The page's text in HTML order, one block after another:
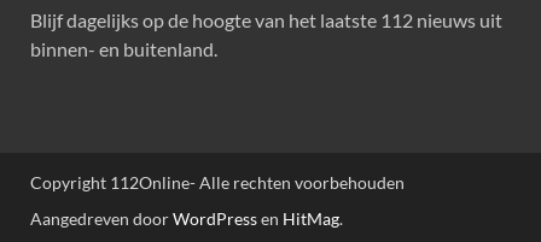
Blijf dagelijks op de hoogte van het laatste 112 nieuws uit
binnen- en buitenland.
Copyright 112Online- Alle rechten voorbehouden
Aangedreven doorWordPressen HitMag.